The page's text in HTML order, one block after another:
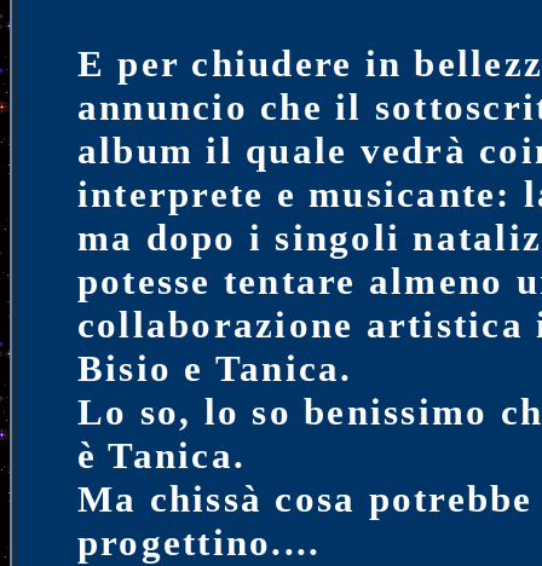
E per chiudere in
annuncio che il
album il quale vedrà
interprete e musicante:
ma dopo i singoli
potesse tentare almeno
collaborazione artistica
Bisio e Tanica.
Lo so, lo so benissimo
è Tanica.
Ma chissà cosa
progettino....